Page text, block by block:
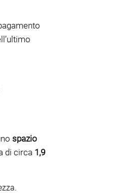
spazio
di circa 1,9